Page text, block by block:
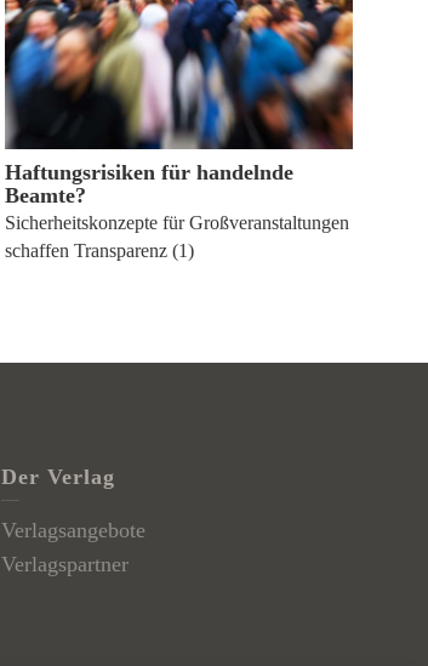
15. Dezember 2016
Haftungsrisiken für handelnde
Beamte?
Sicherheitskonzepte für Großveranstaltungen
schaffen Transparenz (1)
Der Verlag
Verlagsangebote
Verlagspartner